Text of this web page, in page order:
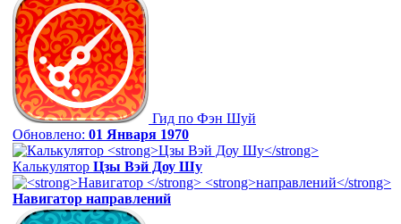
Гид по Фэн Шуй
Обновлено: 01 Января 1970
Калькулятор Цзы Вэй Доу Шу
Навигатор направлений